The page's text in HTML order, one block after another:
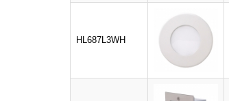
HL687L3WH